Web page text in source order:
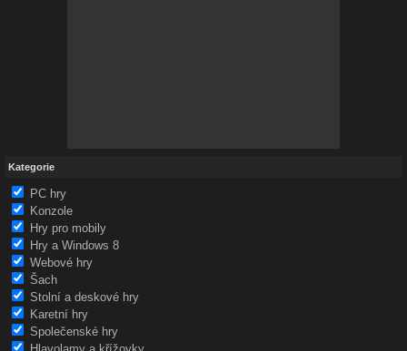
Kategorie
PC hry
Konzole
Hry pro mobily
Hry a Windows 8
Webové hry
Šach
Stolní a deskové hry
Karetní hry
Společenské hry